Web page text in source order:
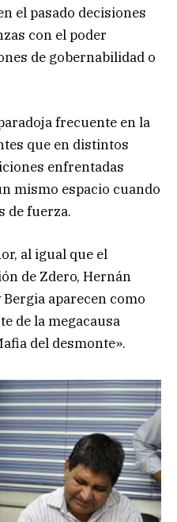
el pasado decisiones
con el poder
de gobernabilidad o
frecuente en la
que en distintos
enfrentadas
mismo espacio cuando
de fuerza.
al igual que el
de Zdero, Hernán
aparecen como
de la megacausa
del desmonte».